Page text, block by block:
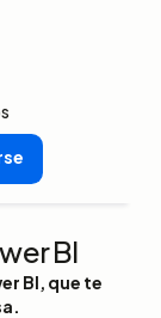
BI
BI, que te